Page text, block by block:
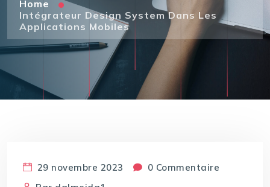
Home
Intégrateur Design System Dans Les
Applications Mobiles
29 novembre 2023
0 Commentaire